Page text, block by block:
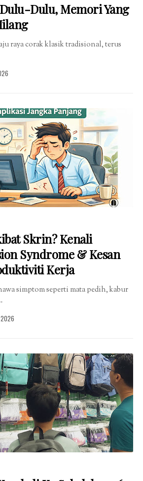
Dulu, Memori Yang
raya corak klasik tradisional, terus
Skrin? Kenali
Syndrome & Kesan
Kerja
simptom seperti mata pedih, kabur